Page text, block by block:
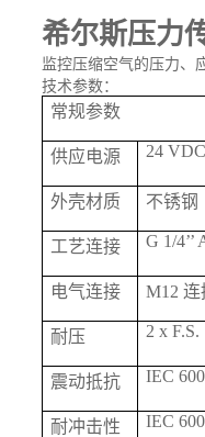
希尔斯压力
监控压缩空气的压力
技术参数：
常规参数
供应电源 24
外壳材质 不锈钢
工艺连接 G 1/4’’
电气连接 M12
耐压 2 x F.S.
震动抵抗 IEC
耐冲击性 IEC